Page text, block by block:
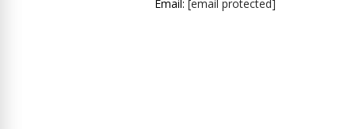
Email:[email protected]